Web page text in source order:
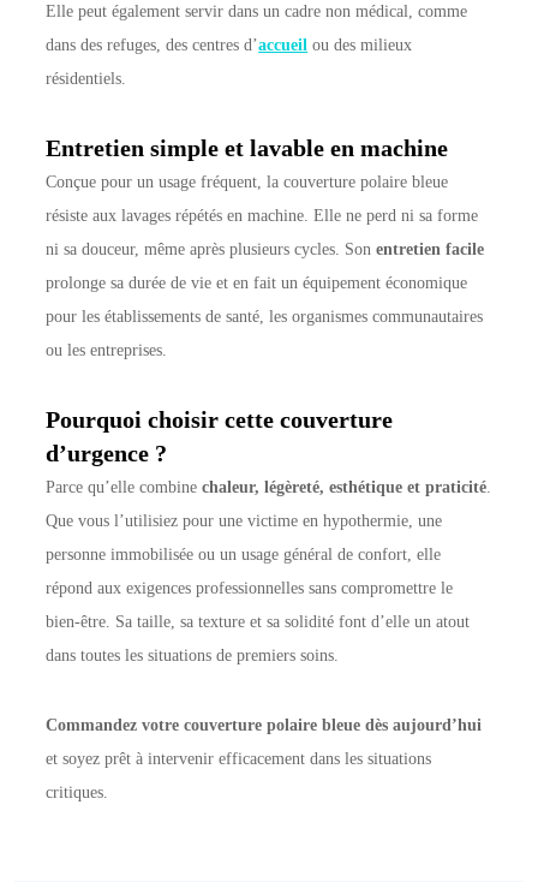
Elle peut également servir dans un cadre non médical, comme
dans des refuges, des centres d’accueil ou des milieux
résidentiels.
Entretien simple et lavable en machine
Conçue pour un usage fréquent, la couverture polaire bleue
résiste aux lavages répétés en machine. Elle ne perd ni sa forme
ni sa douceur, même après plusieurs cycles. Sonentretien facile
prolonge sa durée de vie et en fait un équipement économique
pour les établissements de santé, les organismes communautaires
ou les entreprises.
Pourquoi choisir cette couverture
d’urgence ?
Parce qu’elle combinechaleur, légèreté, esthétique et praticité
Que vous l’utilisiez pour une victime en hypothermie, une
personne immobilisée ou un usage général de confort, elle
répond aux exigences professionnelles sans compromettre le
bien-être. Sa taille, sa texture et sa solidité font d’elle un atout
dans toutes les situations de premiers soins.
Commandez votre couverture polaire bleue dès aujourd’hui
et soyez prêt à intervenir efficacement dans les situations
critiques.